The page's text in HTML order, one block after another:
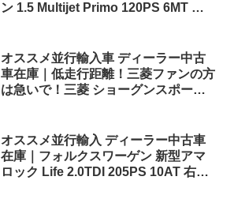
ン 1.5 Multijet Primo 120PS 6MT 右
オススメ並行輸入車 ディーラー中古
車在庫｜低走行距離！三菱ファンの方
は急いで！三菱 ショーグンスポーツ
オススメ並行輸入 ディーラー中古車
在庫｜フォルクスワーゲン 新型アマ
ロック Life 2.0TDI 205PS 10AT 右ハ